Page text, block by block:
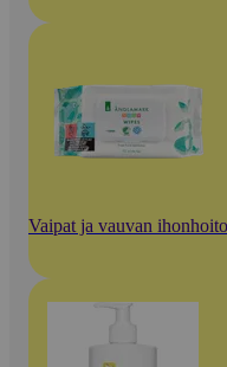
Vaipat ja vauvan ihonhoito